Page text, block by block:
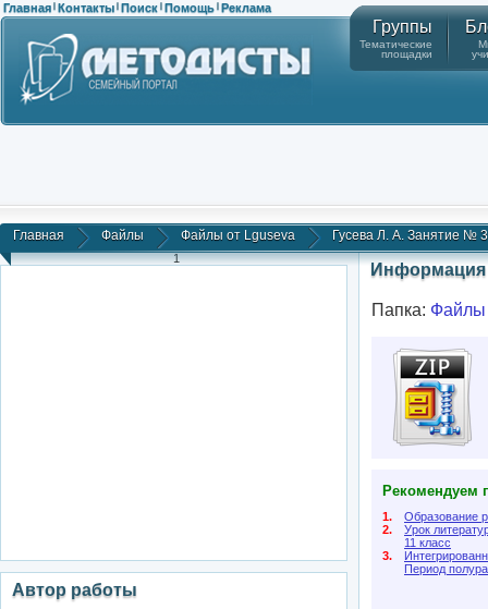
Главная | Контакты | Поиск | Помощь | Реклама
Группы
Тематические
площадки
Главная Файлы Файлы от Lguseva Гусева Л. А. Занятие №
1
Автор работы
Информация
Папка: Файлы
Рекомендуем
1.
Образование
2.
Урок
11 класс
3.
Период